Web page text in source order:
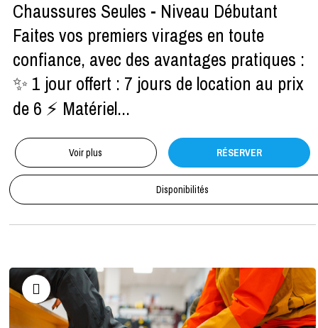
Chaussures Seules - Niveau Débutant
Faites vos premiers virages en toute
confiance, avec des avantages pratiques :
✨ 1 jour offert : 7 jours de location au prix
de 6 ⚡ Matériel...
Voir plus RÉSERVER
Disponibilités